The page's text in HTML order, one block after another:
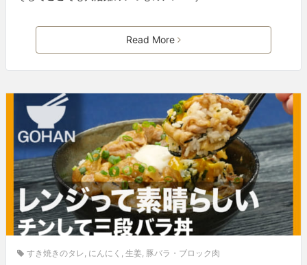
Read More
すき焼きのタレ にんにく 生姜 豚バラ・ブロック肉